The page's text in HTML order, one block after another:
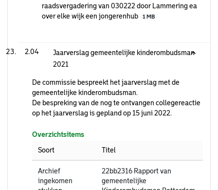
raadsvergadering van 030222 door Lammering ea
over elke wijk een jongerenhub
1 MB
2.04
Jaarverslag gemeentelijke kinderombudsman
2021
De commissie bespreekt het jaarverslag met de
gemeentelijke kinderombudsman.
De bespreking van de nog te ontvangen collegereactie
op het jaarverslag is gepland op 15 juni 2022.
Overzichtsitems
Soort
Titel
Archief
ingekomen
22bb2316 Rapport van
gemeentelijke